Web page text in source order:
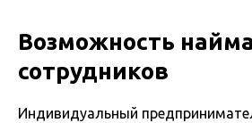
Возможность найма
сотрудников
Индивидуальный